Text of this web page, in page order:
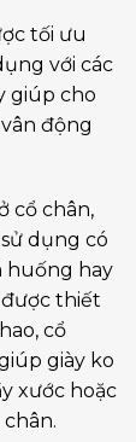
tối ưu
với các
giúp cho
động
cổ chân,
dụng có
huống hay
thiết
cổ
giày ko
xước hoặc